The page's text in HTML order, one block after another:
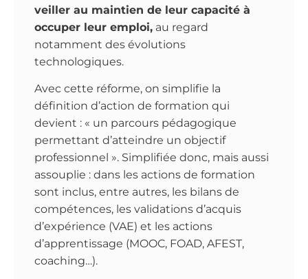
veiller au maintien de leur capacité à
occuper leur emploi, au regard
notamment des évolutions
technologiques.
Avec cette réforme, on simplifie la
définition d’action de formation qui
devient : « un parcours pédagogique
permettant d’atteindre un objectif
professionnel ». Simplifiée donc, mais aussi
assouplie : dans les actions de formation
sont inclus, entre autres, les bilans de
compétences, les validations d’acquis
d’expérience (VAE) et les actions
d’apprentissage (MOOC, FOAD, AFEST,
coaching…).